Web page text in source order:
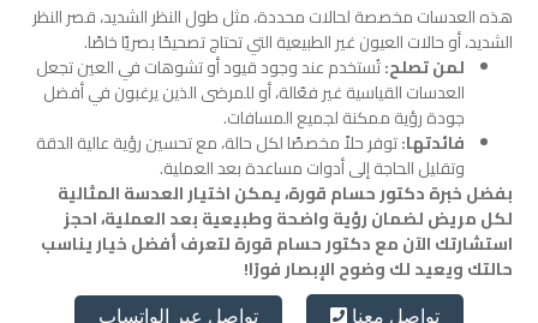
هذه العدسات مخصصة لحالات محددة، مثل طول النظر الشديد، قصر النظر
الشديد، أو حالات العيون غير الطبيعية التي تحتاج تصحيحًا بصريًا خاصًا.
لمن تصلح:تُستخدم عند وجود قيود أو تشوهات في العين تجعل
العدسات القياسية غير فعّالة، أو للمرضى الذين يرغبون في أفضل
جودة رؤية ممكنة لجميع المسافات.
فائدتها:توفر حلاً مخصصًا لكل حالة، مع تحسين رؤية عالية الدقة
وتقليل الحاجة إلى أدوات مساعدة بعد العملية.
بفضل خبرة دكتور حسام قورة، يمكن اختيار العدسة المثالية
لكل مريض لضمان رؤية واضحة وطبيعية بعد العملية، احجز
استشارتك الآن مع دكتور حسام قورة لتعرف أفضل خيار يناسب
حالتك ويعيد لك وضوح الإبصار فورًا!
تواصل معنا تواصل عبر الواتساب